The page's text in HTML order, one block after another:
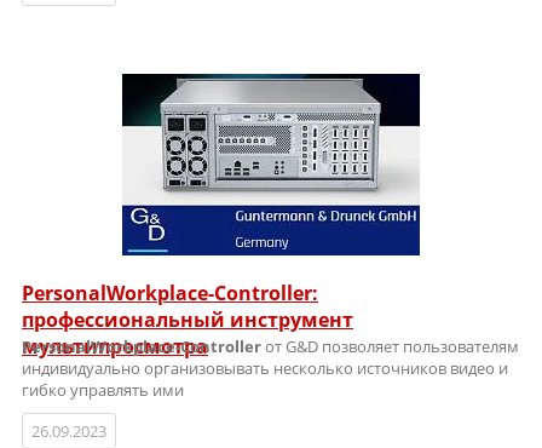
PersonalWorkplace-Controller:
профессиональный инструмент
мультипросмотра
PersonalWorkplace-Controllerот G&D позволяет пользователям
индивидуально организовывать несколько источников видео и
гибко управлять ими
26.09.2023